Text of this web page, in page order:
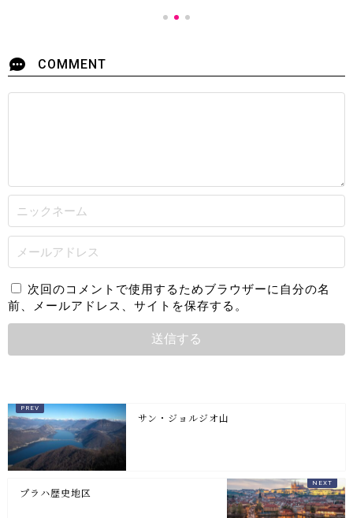
COMMENT
次回のコメントで使用するためブラウザーに自分の名
前、メールアドレス、サイトを保存する。
サン・ジョルジオ山
プラハ歴史地区